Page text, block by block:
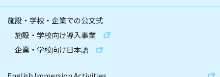
施設・学校・企業での公文式
施設・学校向け導入事業
企業・学校向け日本語